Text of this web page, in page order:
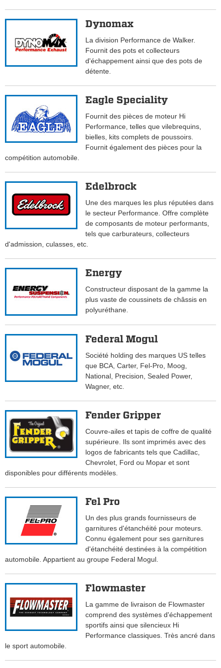
Dynomax
La division Performance de Walker.
Fournit des pots et collecteurs
d'échappement ainsi que des pots de
détente.
Eagle Speciality
Fournit des pièces de moteur Hi
Performance, telles que vilebrequins,
bielles, kits complets de poussoirs.
Fournit également des pièces pour la
compétition automobile.
Edelbrock
Une des marques les plus réputées dans
le secteur Performance. Offre complète
de composants de moteur performants,
tels que carburateurs, collecteurs
d'admission, culasses, etc.
Energy
Constructeur disposant de la gamme la
plus vaste de coussinets de châssis en
polyuréthane.
Federal Mogul
Société holding des marques US telles
que BCA, Carter, Fel-Pro, Moog,
National, Precision, Sealed Power,
Wagner, etc.
Fender Gripper
Couvre-ailes et tapis de coffre de qualité
supérieure. Ils sont imprimés avec des
logos de fabricants tels que Cadillac,
Chevrolet, Ford ou Mopar et sont
disponibles pour différents modèles.
Fel Pro
Un des plus grands fournisseurs de
garnitures d'étanchéité pour moteurs.
Connu également pour ses garnitures
d'étanchéité destinées à la compétition
automobile. Appartient au groupe Federal Mogul.
Flowmaster
La gamme de livraison de Flowmaster
comprend des systèmes d'échappement
sportifs ainsi que silencieux Hi
Performance classiques. Très ancré dans
le sport automobile.